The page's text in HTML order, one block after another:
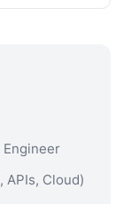
Engineer
APIs, Cloud)